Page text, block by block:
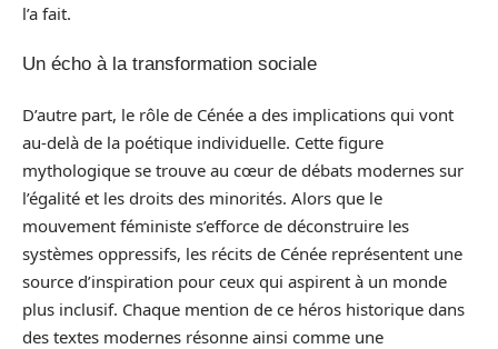
l’a fait.
Un écho à la transformation sociale
D’autre part, le rôle de Cénée a des implications qui vont
au-delà de la poétique individuelle. Cette figure
mythologique se trouve au cœur de débats modernes sur
l’égalité et les droits des minorités. Alors que le
mouvement féministe s’efforce de déconstruire les
systèmes oppressifs, les récits de Cénée représentent une
source d’inspiration pour ceux qui aspirent à un monde
plus inclusif. Chaque mention de ce héros historique dans
des textes modernes résonne ainsi comme une